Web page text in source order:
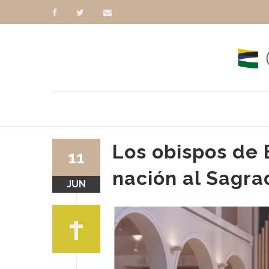
Los obispos de
nación al
11
JUN